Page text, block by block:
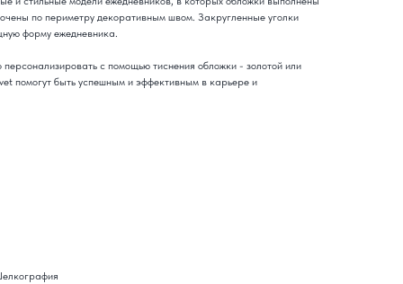
по периметру декоративным швом. Закругленные уголки
форму ежедневника.
с помощью тиснения обложки - золотой или
помогут быть успешным и эффективным в карьере и